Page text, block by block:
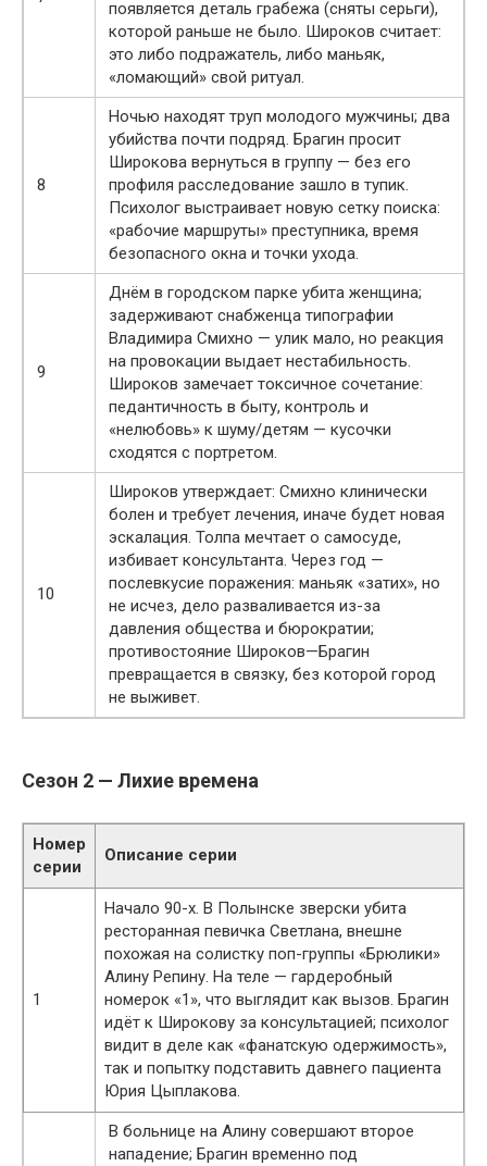
появляется деталь грабежа (сняты серьги),
которой раньше не было. Широков считает:
это либо подражатель, либо маньяк,
«ломающий» свой ритуал.
8
Ночью находят труп молодого мужчины; два
убийства почти подряд. Брагин просит
Широкова вернуться в группу — без его
профиля расследование зашло в тупик.
Психолог выстраивает новую сетку поиска:
«рабочие маршруты» преступника, время
безопасного окна и точки ухода.
9
Днём в городском парке убита женщина;
задерживают снабженца типографии
Владимира Смихно — улик мало, но реакция
на провокации выдает нестабильность.
Широков замечает токсичное сочетание:
педантичность в быту, контроль и
«нелюбовь» к шуму/детям — кусочки
сходятся с портретом.
10
Широков утверждает: Смихно клинически
болен и требует лечения, иначе будет новая
эскалация. Толпа мечтает о самосуде,
избивает консультанта. Через год —
послевкусие поражения: маньяк «затих», но
не исчез, дело разваливается из-за
давления общества и бюрократии;
противостояние Широков—Брагин
превращается в связку, без которой город
не выживет.
Сезон 2 — Лихие времена
Номер
серии
Описание серии
1
Начало 90-х. В Полынске зверски убита
ресторанная певичка Светлана, внешне
похожая на солистку поп-группы «Брюлики»
Алину Репину. На теле — гардеробный
номерок «1», что выглядит как вызов. Брагин
идёт к Широкову за консультацией; психолог
видит в деле как «фанатскую одержимость»,
так и попытку подставить давнего пациента
Юрия Цыплакова.
В больнице на Алину совершают второе
нападение; Брагин временно под